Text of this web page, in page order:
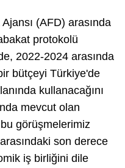
(AFD) arasında
protokolü
2022-2024 arasında
bütçeyi Türkiye'de
kullanacağını
mevcut olan
görüşmelerimiz
son derece
iş birliğini dile